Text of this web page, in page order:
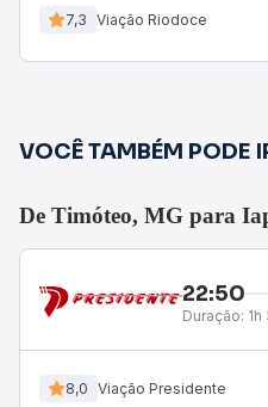
7,3 Viação Riodoce
VOCÊ TAMBÉM PODE
De Timóteo, MG para
22:50
Duração: 1h
8,0 Viação Presidente